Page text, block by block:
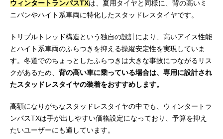
ウィンタートランパスTXは、夏用タイヤと同様に、背の高いミ
ニバンやハイト系車両に特化したスタッドレスタイヤです。
トリプルトレッド構造という独自の設計により、高いアイス性能
とハイト系車両のふらつきを抑える操縦安定性を実現していま
す。冬道でのちょっとしたふらつきは大きな事故につながるリス
クがあるため、 背の高い車に乗っている場合は、専用に設計され
たスタッドレスタイヤの装着をおすすめします。
高額になりがちなスタッドレスタイヤの中でも、ウィンタートラ
ンパスTXは手が出しやすい価格設定になっており、予算を抑え
たいユーザーにも適しています。